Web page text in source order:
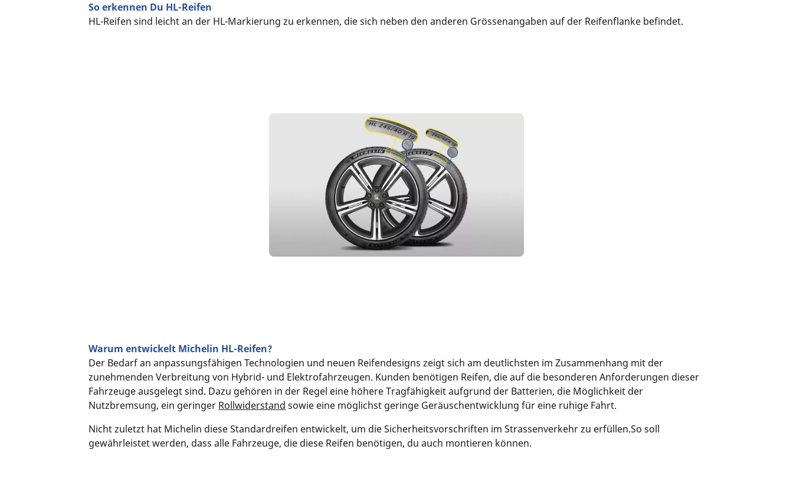
So erkennen Du HL-Reifen
HL-Reifen sind leicht an der HL-Markierung zu erkennen, die sich neben den anderen Grössenangaben auf der Reifenflanke befindet.
Warum entwickelt Michelin HL-Reifen?
Der Bedarf an anpassungsfähigen Technologien und neuen Reifendesigns zeigt sich am deutlichsten im Zusammenhang mit der
zunehmenden Verbreitung von Hybrid- und Elektrofahrzeugen. Kunden benötigen Reifen, die auf die besonderen Anforderungen dieser
Fahrzeuge ausgelegt sind. Dazu gehören in der Regel eine höhere Tragfähigkeit aufgrund der Batterien, die Möglichkeit der
Nutzbremsung, ein geringer Rollwiderstand sowie eine möglichst geringe Geräuschentwicklung für eine ruhige Fahrt.
Nicht zuletzt hat Michelin diese Standardreifen entwickelt, um die Sicherheitsvorschriften im Strassenverkehr zu erfüllen.So soll
gewährleistet werden, dass alle Fahrzeuge, die diese Reifen benötigen, du auch montieren können.